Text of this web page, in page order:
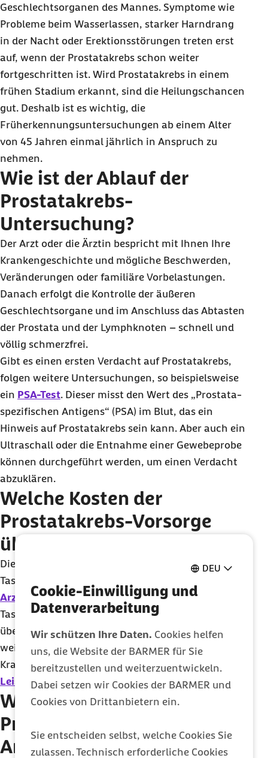
DEU
Cookie-Einwilligung und
Datenverarbeitung
Wir schützen Ihre Daten. Cookies helfen
uns, die Website der BARMER für Sie
bereitzustellen und weiterzuentwickeln.
Dabei setzen wir Cookies der BARMER und
Cookies von Drittanbietern ein.
Sie entscheiden selbst, welche Cookies Sie
zulassen. Technisch erforderliche Cookies
Geschlechtsorganen des Mannes. Symptome wie
Probleme beim Wasserlassen, starker Harndrang
in der Nacht oder Erektionsstörungen treten erst
auf, wenn der Prostatakrebs schon weiter
fortgeschritten ist. Wird Prostatakrebs in einem
frühen Stadium erkannt, sind die Heilungschancen
gut. Deshalb ist es wichtig, die
Früherkennungsuntersuchungen ab einem Alter
von 45 Jahren einmal jährlich in Anspruch zu
nehmen.
Wie ist der Ablauf der
Prostatakrebs-
Untersuchung?
Der Arzt oder die Ärztin bespricht mit Ihnen Ihre
Krankengeschichte und mögliche Beschwerden,
Veränderungen oder familiäre Vorbelastungen.
Danach erfolgt die Kontrolle der äußeren
Geschlechtsorgane und im Anschluss das Abtasten
der Prostata und der Lymphknoten – schnell und
völlig schmerzfrei.
Gibt es einen ersten Verdacht auf Prostatakrebs,
folgen weitere Untersuchungen, so beispielsweise
ein PSA-Test. Dieser misst den Wert des „Prostata-
spezifischen Antigens“ (PSA) im Blut, das ein
Hinweis auf Prostatakrebs sein kann. Aber auch ein
Ultraschall oder die Entnahme einer Gewebeprobe
können durchgeführt werden, um einen Verdacht
abzuklären.
Welche Kosten der
Prostatakrebs-Vorsorge
übernimmt die Barmer?
Die Barmer übernimmt die Kosten für die
Tastuntersuchung der Prostata sowie das
Arztgespräch. Ergibt sich aus der
Tastuntersuchung ein Verdacht auf Prostatakrebs,
übernimmt die Barmer auch die Kosten der
weiterführenden Untersuchungen. Gibt es keinen
Krankheitsverdacht, ist der PSA-Test eineIGeL-
Leistung, die selbst bezahlt werden muss.
Wer kann die
Prostatakrebs-Vorsorge in
Anspruch nehmen?